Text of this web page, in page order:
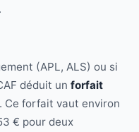
(APL, ALS) ou si
déduit un forfait
forfait vaut environ
€ pour deux